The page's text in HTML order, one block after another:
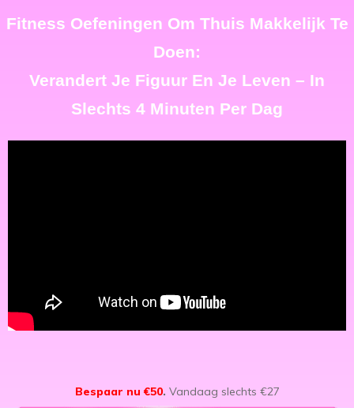
Fitness Oefeningen Om Thuis Makkelijk Te
Doen:
Verandert Je Figuur En Je Leven – In
Slechts 4 Minuten Per Dag
Bespaar nu €50. Vandaag slechts €27